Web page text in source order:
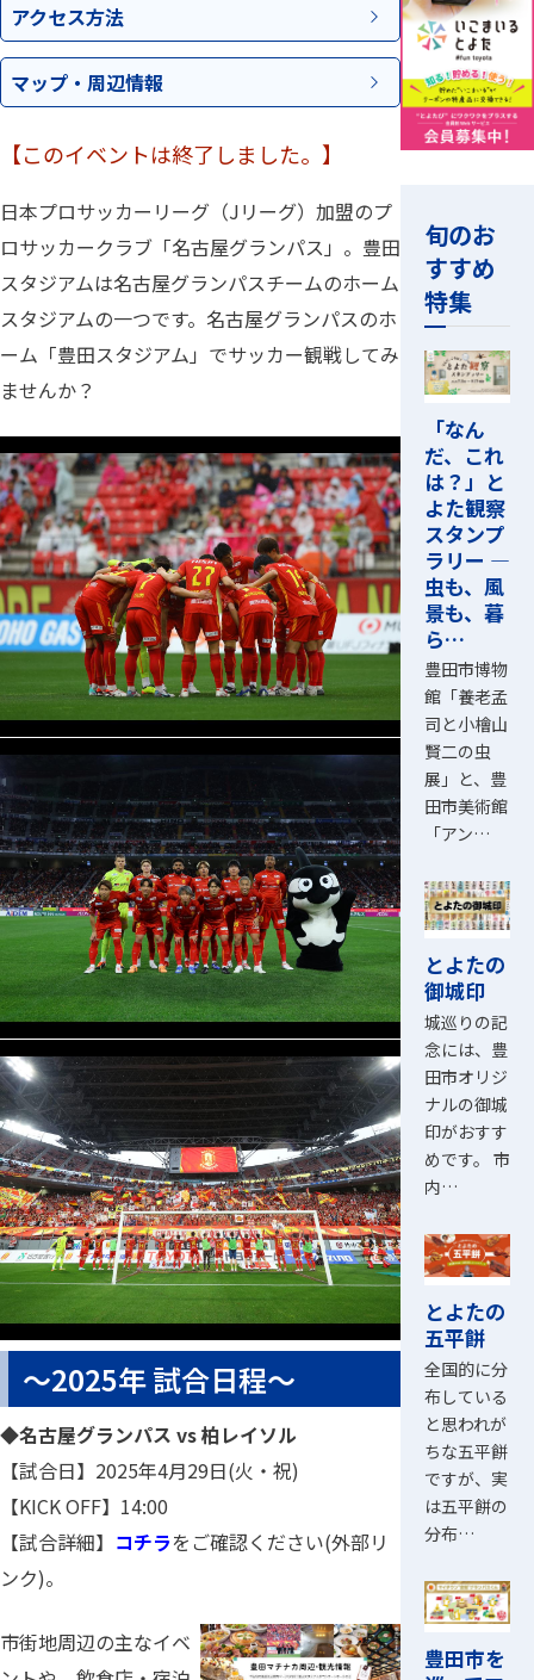
アクセス方法
マップ・ 周辺情報
【このイベントは終了しました。】
日本プロサッカーリーグ（Jリーグ）加盟のプ
ロサッカークラブ「名古屋グランパス」。豊田
スタジアムは名古屋グランパスチームのホーム
スタジアムの一つです。名古屋グランパスのホ
ーム「豊田スタジアム」でサッカー観戦してみ
ませんか？
～2025年 試合日程～
◆名古屋グランパス vs 柏レイソル
【試合日】2025年4月29日(火・祝)
【KICK OFF】14:00
【試合詳細】 コチラをご確認ください(外部リ
ンク)。
市街地周辺の主なイベ
旬のお
すすめ
特集
「なん
だ、これ
は？」と
よた観察
スタンプ
ラリー ―
虫も、風
景も、暮
ら…
豊田市博物
館「養老孟
司と小檜山
賢二の虫
展」と、豊
田市美術館
「アン…
とよたの
御城印
城巡りの記
念には、豊
田市オリジ
ナルの御城
印がおすす
めです。 市
内…
とよたの
五平餅
全国的に分
布している
と思われが
ちな五平餅
ですが、実
は五平餅の
分布…
豊田市を